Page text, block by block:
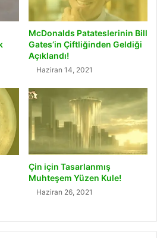
McDonalds Patateslerinin Bill
Gates’in Çiftliğinden Geldiği
Açıklandı!
Haziran 14, 2021
Çin için Tasarlanmış
Muhteşem Yüzen Kule!
Haziran 26, 2021